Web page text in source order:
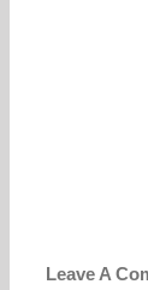
Leave A